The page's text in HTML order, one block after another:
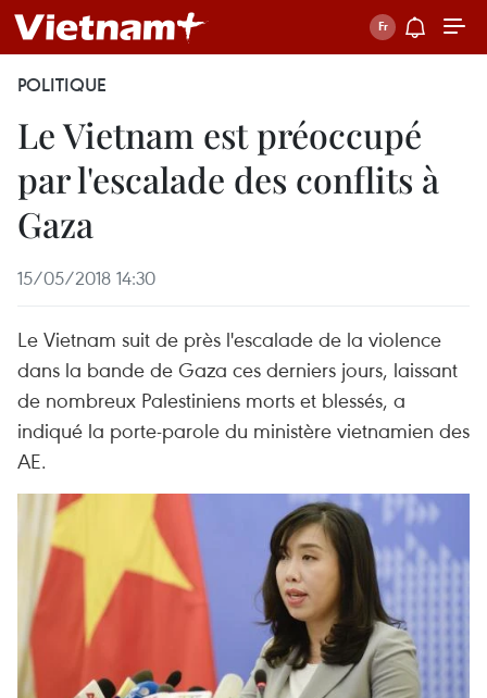
POLITIQUE
Le Vietnam est préoccupé
par l'escalade des conflits à
Gaza
15/05/2018 14:30
Le Vietnam suit de près l'escalade de la violence
dans la bande de Gaza ces derniers jours, laissant
de nombreux Palestiniens morts et blessés, a
indiqué la porte-parole du ministère vietnamien des
AE.